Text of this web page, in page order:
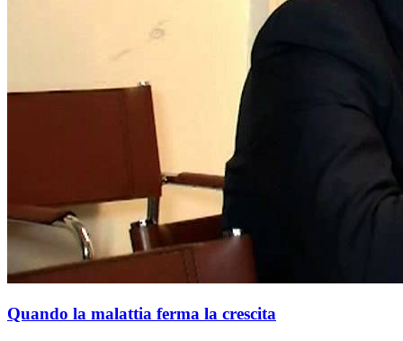
Quando la malattia ferma la crescita